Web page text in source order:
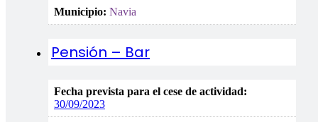
Municipio: Navia
Pensión – Bar
Fecha prevista para el cese de actividad:
30/09/2023